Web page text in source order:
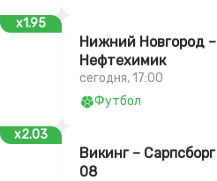
x1.95
Нижний Новгород –
Нефтехимик
сегодня, 17:00
Футбол
x2.03
Викинг – Сарпсборг
08